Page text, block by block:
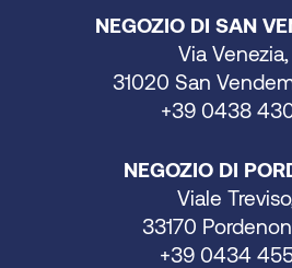
NEGOZIO DI SAN
Via Venezia,
31020 San
+39 0438
NEGOZIO DI
Viale
33170
+39 0434